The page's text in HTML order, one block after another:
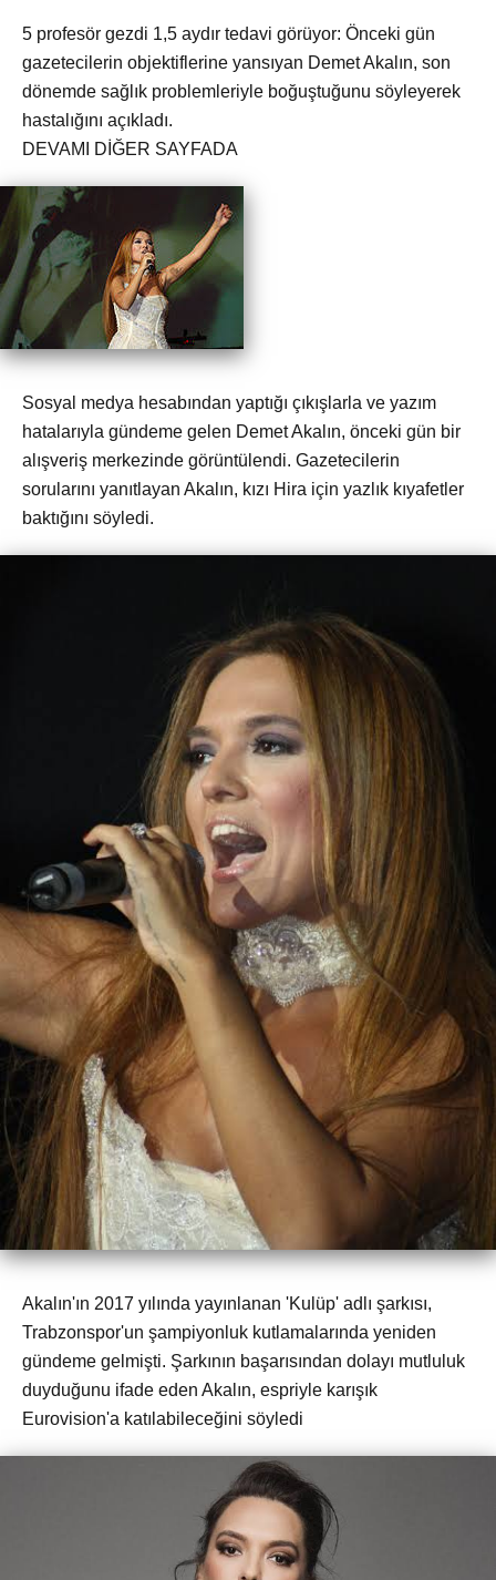
5 profesör gezdi 1,5 aydır tedavi görüyor: Önceki gün
gazetecilerin objektiflerine yansıyan Demet Akalın, son
dönemde sağlık problemleriyle boğuştuğunu söyleyerek
hastalığını açıkladı.
DEVAMI DİĞER SAYFADA
Sosyal medya hesabından yaptığı çıkışlarla ve yazım
hatalarıyla gündeme gelen Demet Akalın, önceki gün bir
alışveriş merkezinde görüntülendi. Gazetecilerin
sorularını yanıtlayan Akalın, kızı Hira için yazlık kıyafetler
baktığını söyledi.
Akalın'ın 2017 yılında yayınlanan 'Kulüp' adlı şarkısı,
Trabzonspor'un şampiyonluk kutlamalarında yeniden
gündeme gelmişti. Şarkının başarısından dolayı mutluluk
duyduğunu ifade eden Akalın, espriyle karışık
Eurovision'a katılabileceğini söyledi